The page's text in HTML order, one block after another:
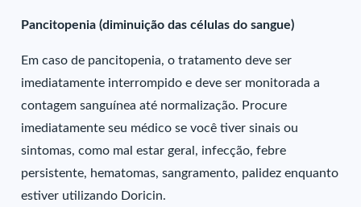
Pancitopenia (diminuição das células do sangue)
Em caso de pancitopenia, o tratamento deve ser
imediatamente interrompido e deve ser monitorada a
contagem sanguínea até normalização. Procure
imediatamente seu médico se você tiver sinais ou
sintomas, como mal estar geral, infecção, febre
persistente, hematomas, sangramento, palidez enquanto
estiver utilizando Doricin.